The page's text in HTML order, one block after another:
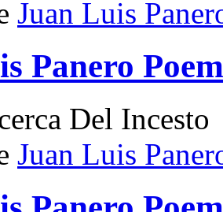
Juan Luis
Panero
Del Incesto
Juan Luis